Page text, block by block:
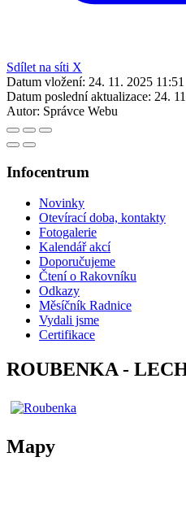
Sdílet na síti X
Datum vložení: 24. 11. 2025 11:51
Datum poslední aktualizace: 24.
Autor: Správce Webu
Infocentrum
Novinky
Otevírací doba, kontakty
Fotogalerie
Kalendář akcí
Doporučujeme
Čtení o Rakovníku
Odkazy
Měsíčník Radnice
Vydali jsme
Certifikace
ROUBENKA -
Mapy